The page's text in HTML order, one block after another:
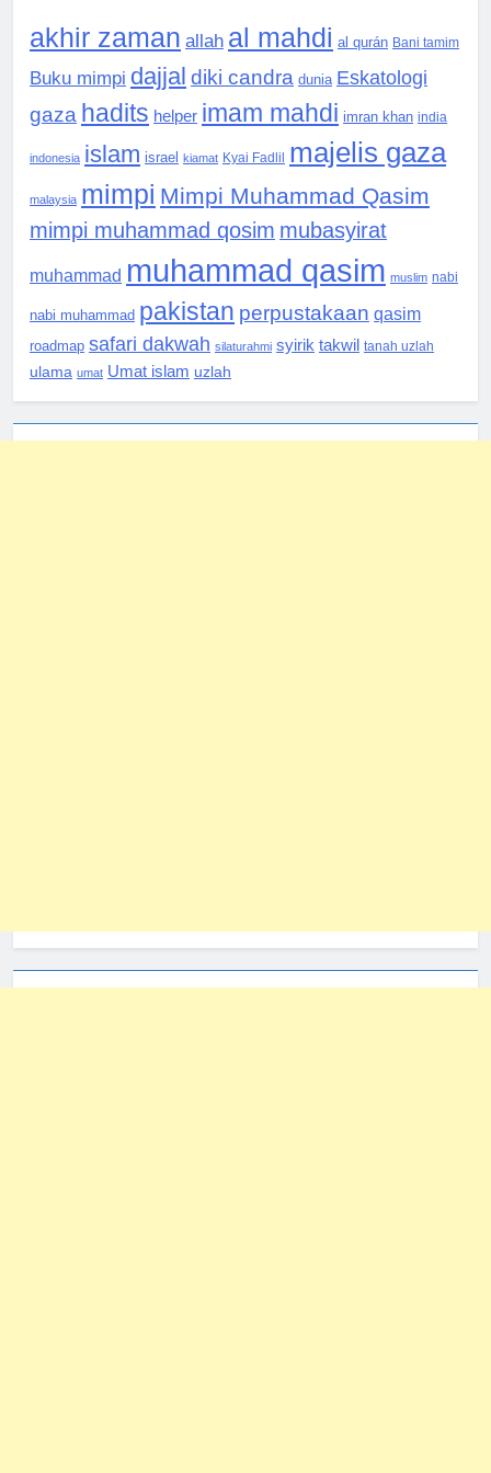
akhir zaman allah al mahdi al qurán Bani tamim
Buku mimpi dajjal diki candra dunia Eskatologi
gaza hadits helper imam mahdi imran khan india
indonesia islam israel kiamat Kyai Fadlil majelis gaza
malaysia mimpi Mimpi Muhammad Qasim
mimpi muhammad qosim mubasyirat
muhammad muhammad qasim muslim nabi
nabi muhammad pakistan perpustakaan qasim
roadmap safari dakwah silaturahmi syirik takwil tanah uzlah
ulama umat Umat islam uzlah